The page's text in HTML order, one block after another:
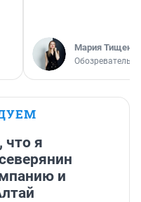
Мария Тищенко
Обозреватель
что я
и